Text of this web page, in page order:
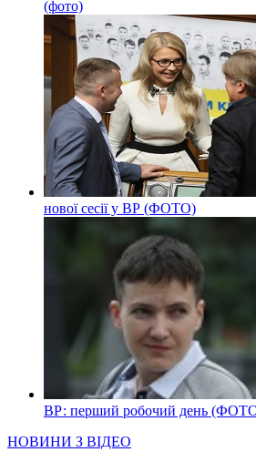
(фото)
нової сесії у ВР (ФОТО)
ВР: перший робочий день
НОВИНИ З ВІДЕО